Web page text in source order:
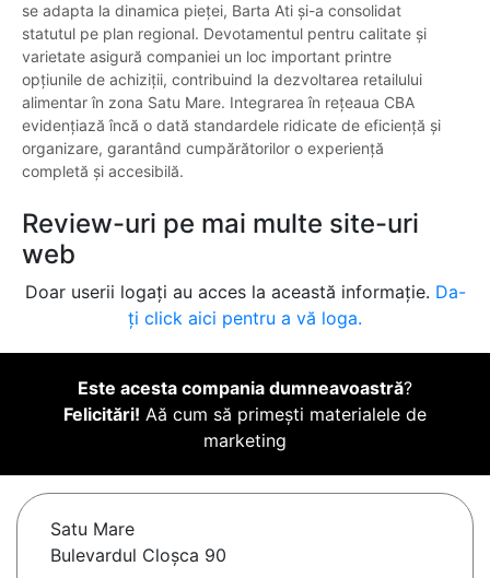
se adapta la dinamica pieței, Barta Ati și-a consolidat
statutul pe plan regional. Devotamentul pentru calitate și
varietate asigură companiei un loc important printre
opțiunile de achiziții, contribuind la dezvoltarea retailului
alimentar în zona Satu Mare. Integrarea în rețeaua CBA
evidențiază încă o dată standardele ridicate de eficiență și
organizare, garantând cumpărătorilor o experiență
completă și accesibilă.
Review-uri pe mai multe site-uri
web
Doar userii logați au acces la această informație. Da-
ți click aici pentru a vă loga.
Este acesta compania dumneavoastră?
Felicitări! Aă cum să primești materialele de
marketing
Satu Mare
Bulevardul Cloșca 90